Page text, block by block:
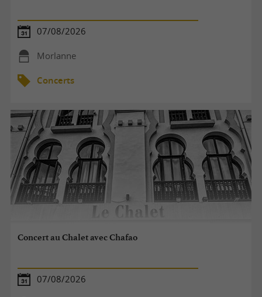
07/08/2026
Morlanne
Concerts
Concert au Chalet avec Chafao
07/08/2026